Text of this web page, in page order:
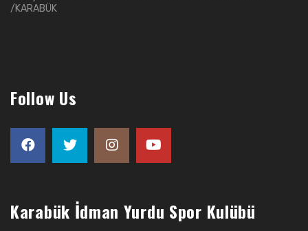
/KARABÜK
Follow Us
Karabük İdman Yurdu Spor Kulübü